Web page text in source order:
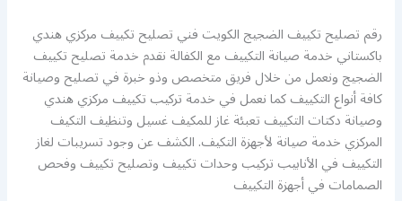
رقم تصليح تكييف الضجيج الكويت فني تصليح تكييف مركزي هندي
باكستاني خدمة صيانة التكييف مع الكفالة نقدم خدمة تصليح تكييف
الضجيج ونعمل من خلال فريق متخصص وذو خبرة في تصليح وصيانة
كافة أنواع التكييف كما نعمل في خدمة تركيب تكييف مركزي هندي
وصيانة دكتات التكييف تعبئة غاز للمكيف غسيل وتنظيف التكيف
المركزي خدمة صيانة لأجهزة التكيف. الكشف عن وجود تسريبات لغاز
التكييف في الأنابيب تركيب وحدات تكييف وتصليح تكييف وفحص
الصمامات في أجهزة التكييف